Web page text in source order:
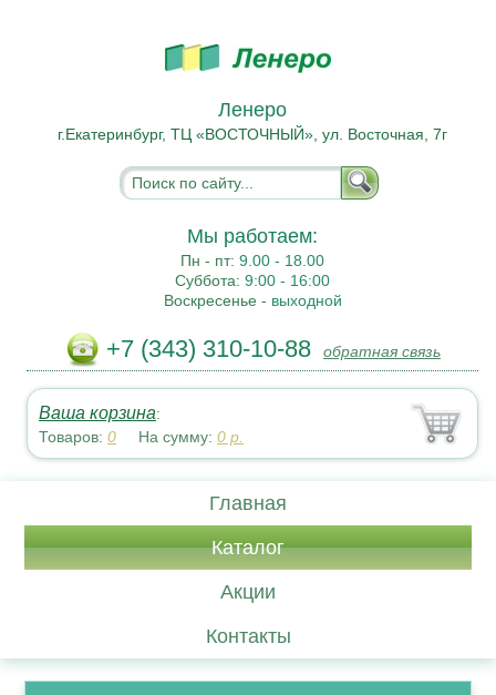
Ленеро
г.Екатеринбург, ТЦ «ВОСТОЧНЫЙ», ул. Восточная, 7г
Мы работаем:
Пн - пт:9.00 - 18.00
Суббота:9:00 - 16:00
Воскресенье - выходной
+7 (343) 310-10-88 обратная связь
Ваша корзина:
Товаров:0 На сумму:0 р.
Главная
Каталог
Акции
Контакты